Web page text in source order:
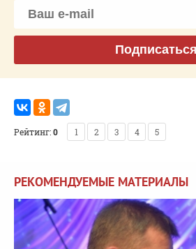
Подписаться
Рейтинг:0 1 2 3 4 5
РЕКОМЕНДУЕМЫЕ МАТЕРИАЛЫ